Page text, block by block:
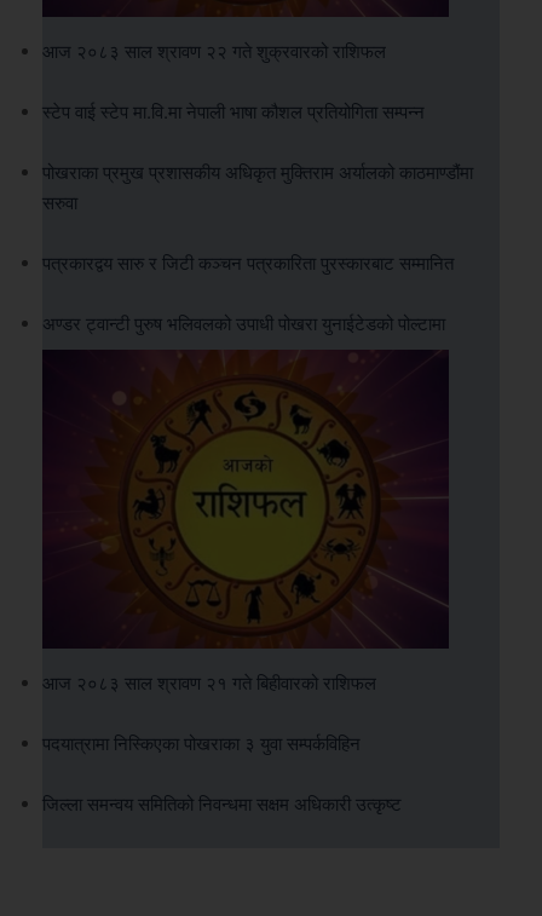
आज २०८३ साल श्रावण २२ गते शुक्रवारको राशिफल
स्टेप वाई स्टेप मा.वि.मा नेपाली भाषा कौशल प्रतियोगिता सम्पन्न
पोखराका प्रमुख प्रशासकीय अधिकृत मुक्तिराम अर्यालको काठमाण्डौंमा
सरुवा
पत्रकारद्वय सारु र जिटी कञ्चन पत्रकारिता पुरस्कारबाट सम्मानित
अण्डर ट्वान्टी पुरुष भलिवलको उपाधी पोखरा युनाईटेडको पोल्टामा
आज २०८३ साल श्रावण २१ गते बिहीवारको राशिफल
पदयात्रामा निस्किएका पोखराका ३ युवा सम्पर्कविहिन
जिल्ला समन्वय समितिको निवन्धमा सक्षम अधिकारी उत्कृष्ट